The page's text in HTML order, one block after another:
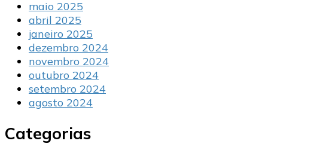
maio 2025
abril 2025
janeiro 2025
dezembro 2024
novembro 2024
outubro 2024
setembro 2024
agosto 2024
Categorias